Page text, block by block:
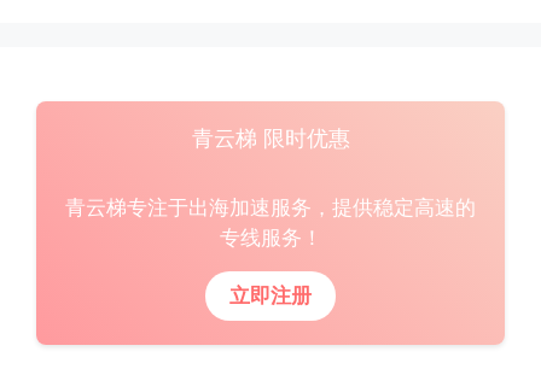
青云梯 限时优惠
青云梯专注于出海加速服务，提供稳定高速的
专线服务！
立即注册